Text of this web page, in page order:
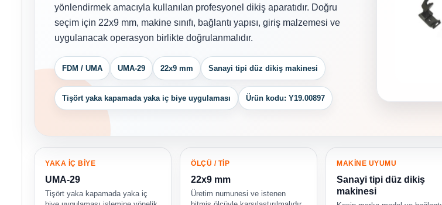
yönlendirmek amacıyla kullanılan profesyonel dikiş aparatıdır. Doğru
seçim için 22x9 mm, makine sınıfı, bağlantı yapısı, giriş malzemesi ve
uygulanacak operasyon birlikte doğrulanmalıdır.
FDM / UMA UMA-29 22x9 mm Sanayi tipi düz dikiş makinesi
Tişört yaka kapamada yaka iç biye uygulaması Ürün kodu: Y19.00897
YAKA İÇ BİYE
UMA-29
Tişört yaka kapamada yaka iç
ÖLÇÜ / TİP
22x9 mm
Üretim numunesi ve istenen
MAKİNE UYUMU
Sanayi tipi düz dikiş
makinesi